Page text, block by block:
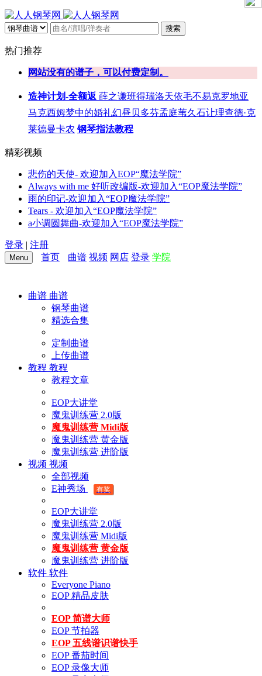
搜索
热门推荐
网站没有的谱子，可以付费定制。
造神计划-全额返 薛之谦班得瑞洛天依毛不易克罗地亚
马克西姆梦中的婚礼幻昼贝多芬孟庭苇久石让理查德·克
莱德曼卡农 钢琴指法教程
精彩视频
悲伤的天使- 欢迎加入EOP“魔法学院”
Always with me 好听改编版-欢迎加入“EOP魔法学院”
雨的印记-欢迎加入“EOP魔法学院”
Tears - 欢迎加入“EOP魔法学院”
a小调圆舞曲-欢迎加入“EOP魔法学院”
登录 | 注册
Menu 首页 曲谱 视频 网店 登录 学院
曲谱 曲谱
钢琴曲谱
精选合集
定制曲谱
上传曲谱
教程 教程
教程文章
EOP大讲堂
魔鬼训练营 2.0版
魔鬼训练营 Midi版
魔鬼训练营 黄金版
魔鬼训练营 进阶版
视频 视频
全部视频
E神秀场
有奖
EOP大讲堂
魔鬼训练营 2.0版
魔鬼训练营 Midi版
魔鬼训练营 黄金版
魔鬼训练营 进阶版
软件 软件
Everyone Piano
EOP 精品皮肤
EOP 简谱大师
EOP 节拍器
EOP 五线谱识谱快手
EOP 番茄时间
EOP 录像大师